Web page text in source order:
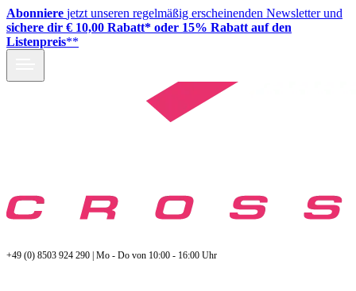
Abonniere jetzt unseren regelmäßig erscheinenden Newsletter und
sichere dir € 10,00 Rabatt* oder 15% Rabatt auf den
Listenpreis**
+49 (0) 8503 924 290 | Mo - Do von 10:00 - 16:00 Uhr